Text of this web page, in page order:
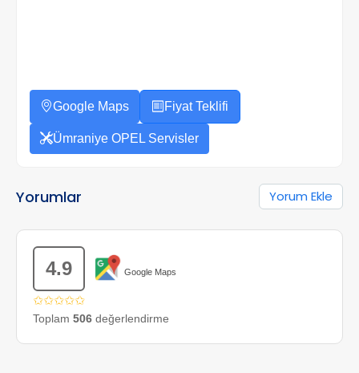
Google Maps Fiyat Teklifi
Ümraniye OPEL Servisler
Yorumlar Yorum Ekle
4.9 Google Maps
✩✩✩✩✩
Toplam 506 değerlendirme